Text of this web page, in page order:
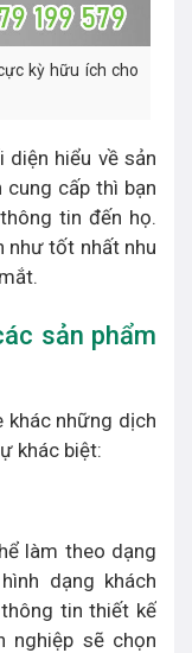
kỳ hữu ích cho
hiểu về sản
cấp thì bạn
tin đến họ.
như tốt nhất nhu
sản phẩm
khác những dịch
khác biệt:
làm theo dạng
dạng khách
tin thiết kế
nghiệp sẽ chọn